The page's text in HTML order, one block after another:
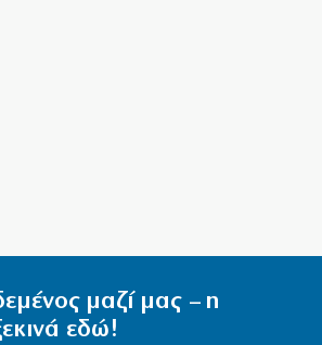
ανόδου οι τιμές σε κρέας,
μαζί μας – η
εδώ!